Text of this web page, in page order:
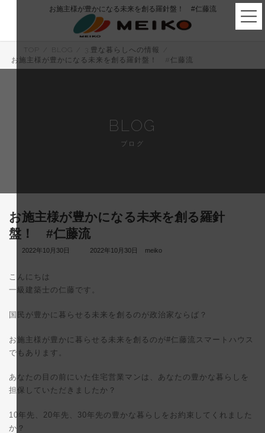
ス
ン
お施主様が豊かになる未来を創る羅針盤！ #仁藤流
TOP BLOG
3.豊な暮らしへの情報
お施主様が豊かになる未来を創る羅針盤！ #仁藤流
BLOG
ブログ
お施主様が豊かになる未来を創る羅針
盤！ #仁藤流
2022年10月30日
最
時
2022年10月30日 meiko
こんにちは
一級建築士の仁藤です。
国民が豊かに暮らせる未来を創るのが政治家ならば？
お施主様が豊かに暮らせる未来を創るのが#仁藤流スマートハウス
でもあります。
あなたの目の前にいた住宅営業マンは、あなたの豊かな暮らしを
担保していただきましたか？
10年先、20年先、30年先の豊かな暮らしをお約束してくれました
か？